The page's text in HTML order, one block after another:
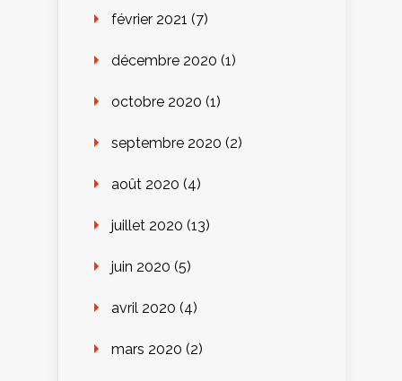
février 2021 (7)
décembre 2020 (1)
octobre 2020 (1)
septembre 2020 (2)
août 2020 (4)
juillet 2020 (13)
juin 2020 (5)
avril 2020 (4)
mars 2020 (2)